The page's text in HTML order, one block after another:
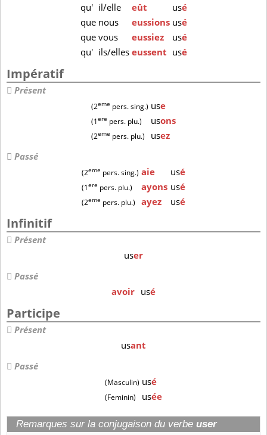
qu' il/elle eût usé
que nous eussions usé
que vous eussiez usé
qu' ils/elles eussent usé
Impératif
Présent
(2eme pers. sing.) use
(1ere pers. plu.) usons
(2eme pers. plu.) usez
Passé
(2eme pers. sing.) aie usé
(1ere pers. plu.) ayons usé
(2eme pers. plu.) ayez usé
Infinitif
Présent
user
Passé
avoir usé
Participe
Présent
usant
Passé
(Masculin) usé
(Feminin) usée
Remarques sur la conjugaison du verbe user